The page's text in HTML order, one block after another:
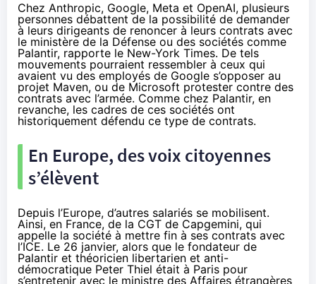
Chez Anthropic, Google, Meta et OpenAI, plusieurs
personnes débattent de la possibilité de demander
à leurs dirigeants de renoncer à leurs contrats avec
le ministère de la Défense ou des sociétés comme
Palantir, rapporte le New-York Times. De tels
mouvements pourraient ressembler à ceux qui
avaient vu des employés de Google s’opposer au
projet Maven, ou de Microsoft protester contre des
contrats avec l’armée. Comme chez Palantir, en
revanche, les cadres de ces sociétés ont
historiquement défendu ce type de contrats.
En Europe, des voix citoyennes
s’élèvent
Depuis l’Europe, d’autres salariés se mobilisent.
Ainsi, en France, de la CGT de Capgemini, qui
appelle la société à mettre fin à ses contrats avec
l’ICE. Le 26 janvier, alors que le fondateur de
Palantir et théoricien libertarien et anti-
démocratique Peter Thiel était à Paris pour
s’entreteniravec le ministre des Affaires étrangères